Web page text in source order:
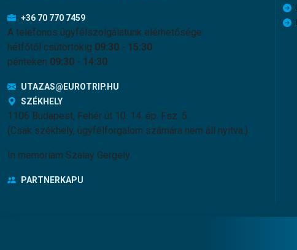
+36 70 770 7459
A telefonos ügyfélszolgálatunk elérhetősége:
hétfőtől csütörtökig 09:30 - 15:30
pénteken 09:30 - 14:30
UTAZAS@EUROTRIP.HU
SZÉKHELY
1106 Budapest, Fehér út 10. 14. ép. Fsz. 5.
(Csak székhely, ügyfélforgalom számára nem áll nyitva.)
In memoriam Szalay Gergely
PARTNERKAPU